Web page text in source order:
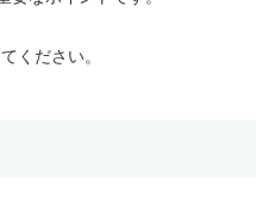
ください。